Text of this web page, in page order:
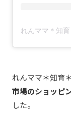
れんママ＊知育
市場のショッピ
した。